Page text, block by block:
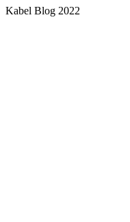
Kabel Blog 2022